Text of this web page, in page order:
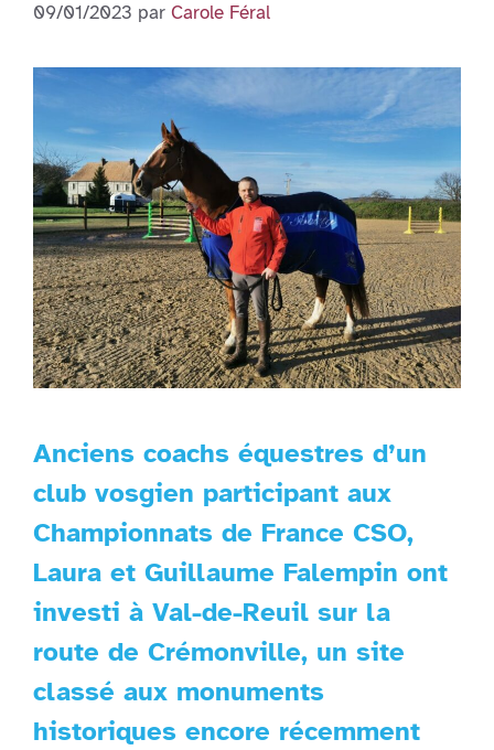
09/01/2023 par Carole Féral
Anciens coachs équestres d’un
club vosgien participant aux
Championnats de France CSO,
Laura et Guillaume Falempin ont
investi à Val-de-Reuil sur la
route de Crémonville, un site
classé aux monuments
historiques encore récemment